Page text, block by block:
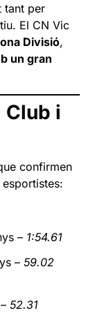
tant per
El CN Vic
Divisió,
un gran
Club i
confirmen
– 1:54.61
–59.02
–52.31